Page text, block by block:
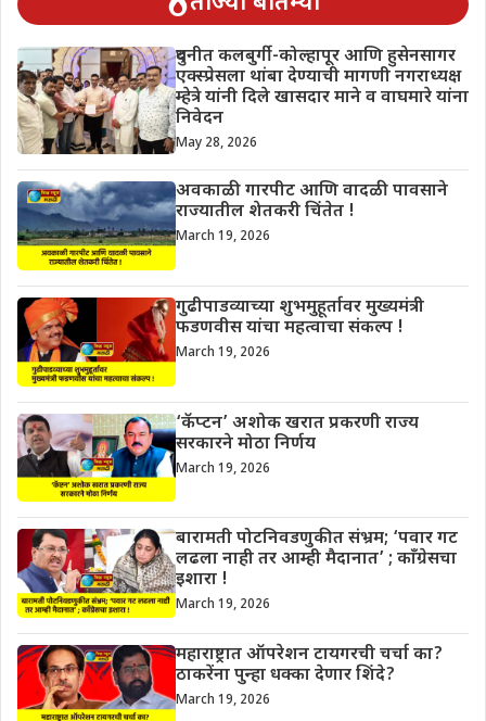
दुधनीत कलबुर्गी-कोल्हापूर आणि हुसेनसागर
एक्स्प्रेसला थांबा देण्याची मागणी नगराध्यक्ष
म्हेत्रे यांनी दिले खासदार माने व वाघमारे यांना
निवेदन
May 28, 2026
अवकाळी गारपीट आणि वादळी पावसाने
राज्यातील शेतकरी चिंतेत !
March 19, 2026
गुढीपाडव्याच्या शुभमुहूर्तावर मुख्यमंत्री
फडणवीस यांचा महत्वाचा संकल्प !
March 19, 2026
‘कॅप्टन’ अशोक खरात प्रकरणी राज्य
सरकारने मोठा निर्णय
March 19, 2026
बारामती पोटनिवडणुकीत संभ्रम; ‘पवार गट
लढला नाही तर आम्ही मैदानात’ ; काँग्रेसचा
इशारा !
March 19, 2026
महाराष्ट्रात ऑपरेशन टायगरची चर्चा का?
ठाकरेंना पुन्हा धक्का देणार शिंदे?
March 19, 2026